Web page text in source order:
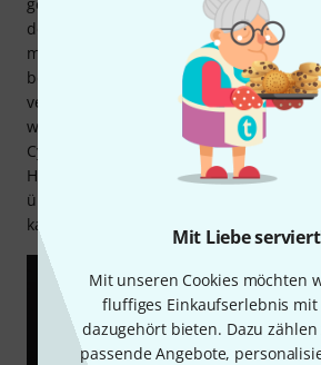
Mit Liebe
Mit unseren Cookies möchten
fluffiges Einkaufserlebnis mit
dazugehört bieten. Dazu
passende Angebote,
der gehobenen Preisklasse, bei denen
maximale klangliche Authentizität
bezüglich des Designs als auch in
verfügen die Efnote E-Drumsets über
wie beispielsweise die Modulbedienung
Cymbal Pads mit 360°-Spielfläche oder
Hardwaresysteme. Efnote stattet seine
überwiegend mit Holzkesseln aus,
kaum von akustischen Schlagzeugen